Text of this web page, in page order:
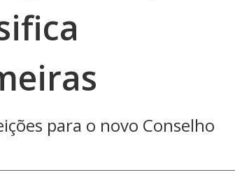
para o novo Conselho